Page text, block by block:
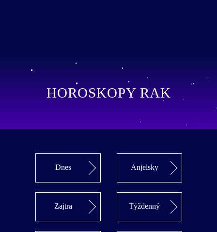
HOROSKOPY RAK
Dnes Anjelsky
Zajtra Týždenný